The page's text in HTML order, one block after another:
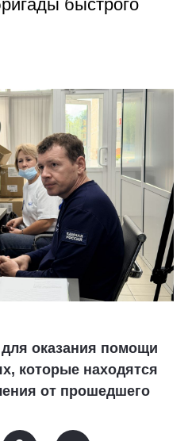
быстрого
оказания помощи
которые находятся
от прошедшего